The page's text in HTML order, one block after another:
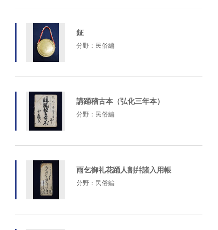
鉦
分野：民俗編
講踊稽古本（弘化三年本）
分野：民俗編
雨乞御礼花踊人割幷諸入用帳
分野：民俗編